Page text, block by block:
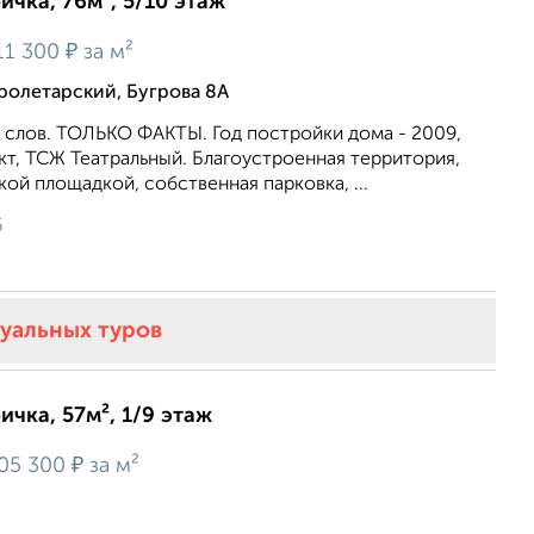
300 ₽ за м²
Бугрова 8А
слов. ТОЛЬКО ФАКТЫ. Год постройки дома - 2009,
ТСЖ Театральный. Благоустроенная территория,
площадкой, собственная парковка, ...
туров
57м², 1/9 этаж
300 ₽ за м²